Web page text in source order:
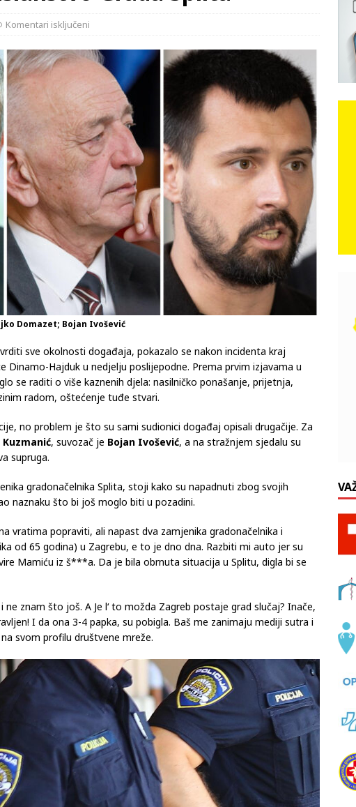
napadač iz Međugorja; ‘Slobodna Dalmacija‘ u posjedu dramatične
muškarca u polju kod granice!
CRNA KRONIKA
toplinskog vala. Svježije u petak. Negdje stižu i pljuskovi.
Komentari isključeni
Domazet; Bojan Ivošević
sve okolnosti događaja, pokazalo se nakon incidenta kraj
Dinamo-Hajduk u nedjelju poslijepodne. Prema prvim izjavama u
se raditi o više kaznenih djela: nasilničko ponašanje, prijetnja,
radom, oštećenje tuđe stvari.
no problem je što su sami sudionici događaj opisali drugačije. Za
, suvozač je Bojan Ivošević, a na stražnjem sjedalu su
supruga.
gradonačelnika Splita, stoji kako su napadnuti zbog svojih
naznaku što bi još moglo biti u pozadini.
vratima popraviti, ali napast dva zamjenika gradonačelnika i
od 65 godina) u Zagrebu, e to je dno dna. Razbiti mi auto jer su
Mamiću iz š***a. Da je bila obrnuta situacija u Splitu, digla bi se
ne znam što još. A Je l‘ to možda Zagreb postaje grad slučaj? Inače,
I da ona 3-4 papka, su pobigla. Baš me zanimaju mediji sutra i
svom profilu društvene mreže.